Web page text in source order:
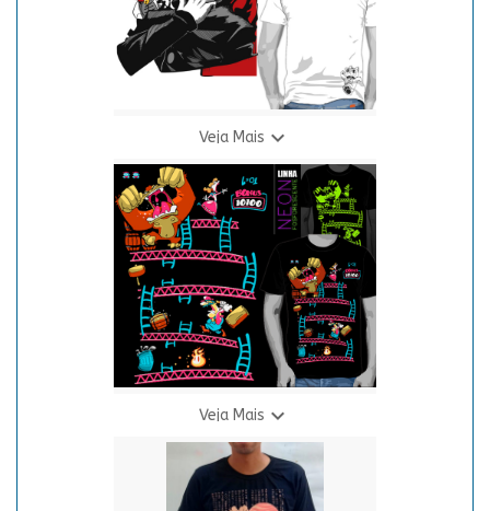
Veja Mais 
Camiseta DanDaDan Branca
R$ 69,90
3 X R$ 24,94
Veja Mais 
Camiseta Donkey Kong - Neon